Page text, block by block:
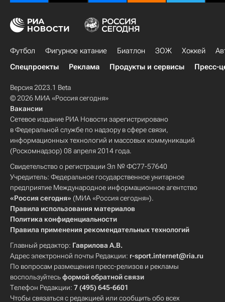
Футбол Фигурное катание Биатлон ЗОЖ Хоккей
Спецпроекты
Реклама Продукты и сервисы Пресс-
Версия 2023.1 Beta
© 2026 МИА «Россия сегодня»
Вакансии
Сетевое издание РИА Новости зарегистрировано
в Федеральной службе по надзору в сфере связи,
информационных технологий и массовых коммуникаций
(Роскомнадзор) 08 апреля 2014 года.
Свидетельство о регистрации Эл № ФС77-57640
Учредитель: Федеральное государственное унитарное
предприятие Международное информационное агентство
«Россия сегодня» (МИА «Россия сегодня»).
Правила использования материалов
Политика конфиденциальности
Правила применения рекомендательных технологий
Главный редактор: Гаврилова А.В.
Адрес электронной почты Редакции: r-sport.internet@ria.ru
По вопросам размещения пресс-релизов и рекламы
воспользуйтесьформой обратной связи
Телефон Редакции: 7 (495) 645-6601
Чтобы связаться с редакцией или сообщить обо всех